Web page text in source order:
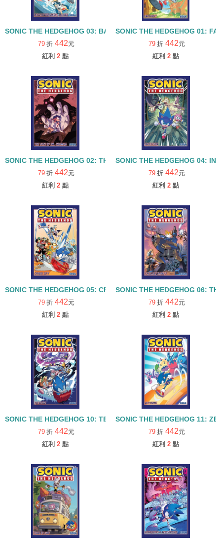
SONIC THE HEDGEHOG 03: BATTLE FOR ANGEL ISLAND
79 折 442元
紅利 2 點
SONIC THE HEDGEHOG 01:
79 折 442元
紅利 2 點
SONIC THE HEDGEHOG 02: THE FATE OF DR EGGMAN
79 折 442元
紅利 2 點
SONIC THE HEDGEHOG 04:
79 折 442元
紅利 2 點
SONIC THE HEDGEHOG 05: CRISIS CITY
79 折 442元
紅利 2 點
SONIC THE HEDGEHOG 06:
79 折 442元
紅利 2 點
SONIC THE HEDGEHOG 10: TEST RUN
79 折 442元
紅利 2 點
SONIC THE HEDGEHOG 11:
79 折 442元
紅利 2 點